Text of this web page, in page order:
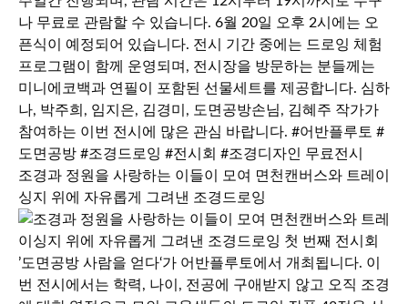
조경과 정원을 사랑하는 이들이 모여 면천캔버스와 트레이
싱지 위에 자유롭게 그려낸 조경드로잉